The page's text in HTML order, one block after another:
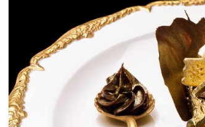
Pinterest